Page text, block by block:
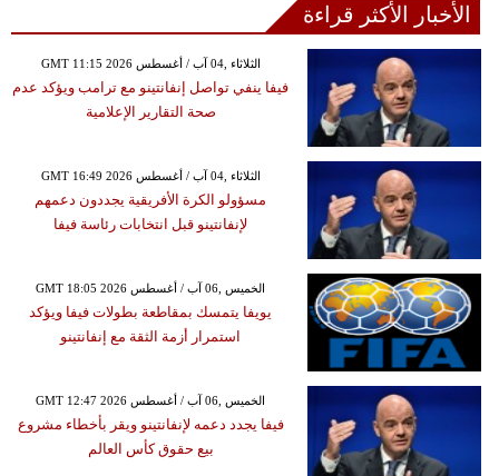
الأخبار الأكثر قراءة
GMT 11:15 2026 الثلاثاء ,04 آب / أغسطس
فيفا ينفي تواصل إنفانتينو مع ترامب ويؤكد عدم
صحة التقارير الإعلامية
GMT 16:49 2026 الثلاثاء ,04 آب / أغسطس
مسؤولو الكرة الأفريقية يجددون دعمهم
لإنفانتينو قبل انتخابات رئاسة فيفا
GMT 18:05 2026 الخميس ,06 آب / أغسطس
يويفا يتمسك بمقاطعة بطولات فيفا ويؤكد
استمرار أزمة الثقة مع إنفانتينو
GMT 12:47 2026 الخميس ,06 آب / أغسطس
فيفا يجدد دعمه لإنفانتينو ويقر بأخطاء مشروع
بيع حقوق كأس العالم